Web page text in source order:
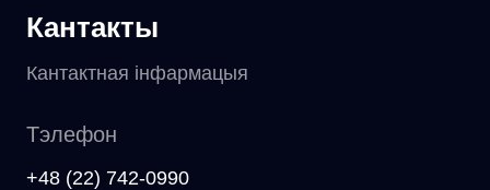
Кантакты
Кантактная інфармацыя
Тэлефон
+48 (22) 742-0990